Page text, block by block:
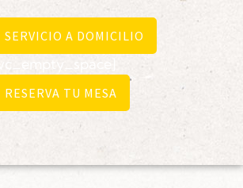
SERVICIO A DOMICILIO
[vc_empty_space]
RESERVA TU MESA